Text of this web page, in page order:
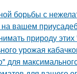
борьбы с
на вашем
природу
урожая
для